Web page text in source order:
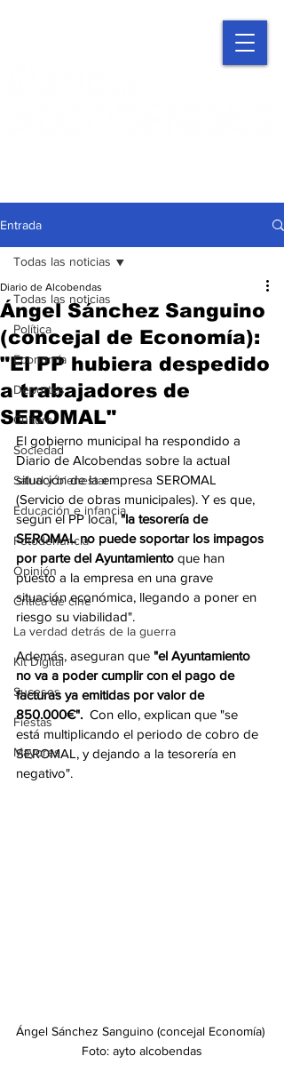
Entrada
Todas las noticias
Política
Economía
Deportes
Cultura
Sociedad
Salud y bienestar
Educación e infancia
Fotodenuncia
Opinión
Crítica de cine
La verdad detrás de la guerra
Kit Digital
Sucesos
Fiestas
Mayores
Todas las noticias
Ángel Sánchez Sanguino
(concejal de Economía):
"El PP hubiera despedido
a trabajadores de
SEROMAL"
Diario de Alcobendas
El gobierno municipal ha respondido a
Diario de Alcobendas sobre la actual
situación de la empresa SEROMAL
(Servicio de obras municipales). Y es que,
según el PP local, "la tesorería de
SEROMAL no puede soportar los impagos
por parte del Ayuntamiento que han
puesto a la empresa en una grave
situación económica, llegando a poner en
riesgo su viabilidad".
Además, aseguran que "el Ayuntamiento
no va a poder cumplir con el pago de
facturas ya emitidas por valor de
850.000€". Con ello, explican que "se
está multiplicando el periodo de cobro de
SEROMAL, y dejando a la tesorería en
negativo".
Ángel Sánchez Sanguino (concejal Economía)
Foto: ayto alcobendas